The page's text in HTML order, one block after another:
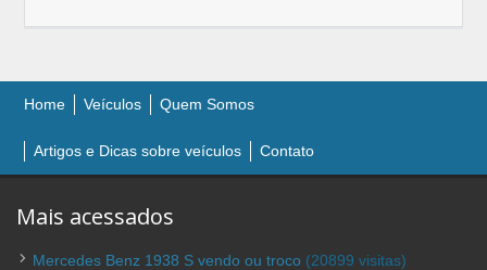
Home Veículos Quem Somos
Artigos e Dicas sobre veículos Contato
Mais acessados
Mercedes Benz 1938 S vendo ou troco (20899 visitas)